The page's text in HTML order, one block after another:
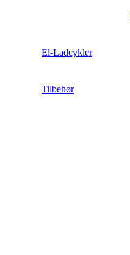
El-Ladcykler
Tilbehør